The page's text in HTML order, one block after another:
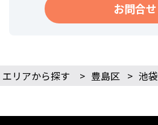
お問合せ
エリアから探す > 豊島区 > 池袋